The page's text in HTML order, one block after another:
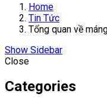
Home
Tin Tức
Tổng quan về
Show Sidebar
Close
Categories